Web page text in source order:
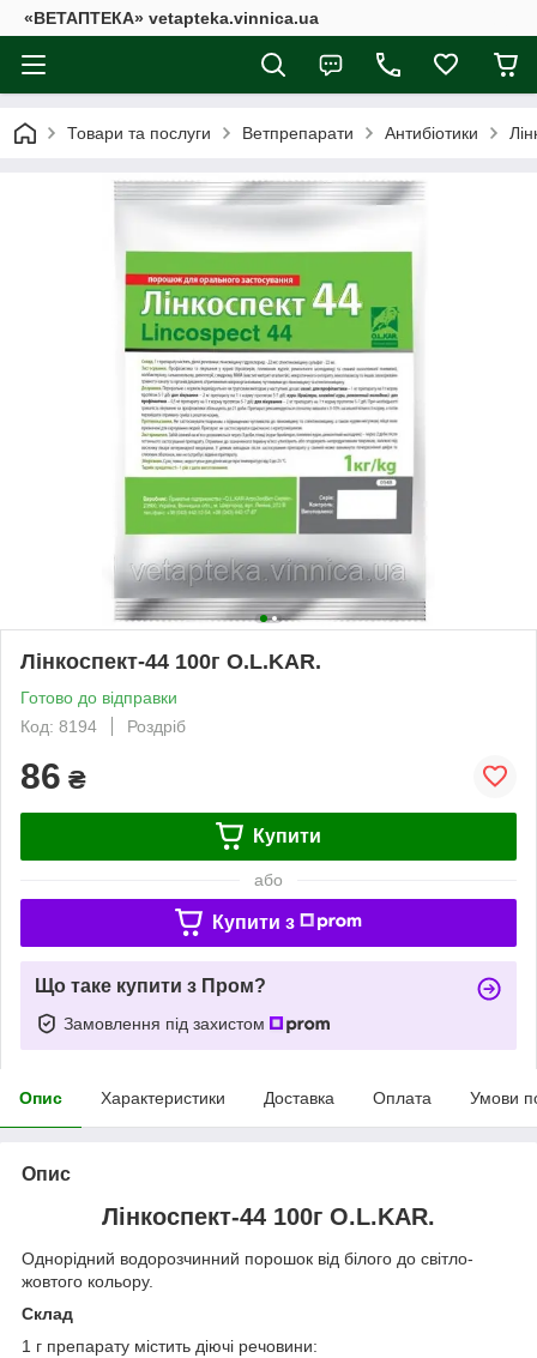
«ВЕТАПТЕКА» vetapteka.vinnica.ua
Товари та послуги Ветпрепарати Антибіотики
Лінкоспект-44 100г O.L.KAR.
Готово до відправки
Код: 8194
Роздріб
86 ₴
Купити
або
Купити з
Що таке купити з Пром?
Замовлення під захистом
Опис Характеристики Доставка Оплата Умови
Опис
Лінкоспект-44 100г O.L.KAR.
Однорідний водорозчинний порошок від білого до світло-
жовтого кольору.
Склад
1 г препарату містить діючі речовини: